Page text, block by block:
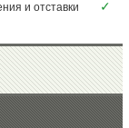
и отставки